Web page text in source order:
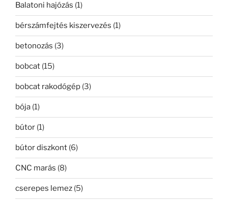
Balatoni hajózás (1)
bérszámfejtés kiszervezés (1)
betonozás (3)
bobcat (15)
bobcat rakodógép (3)
bója (1)
bútor (1)
bútor diszkont (6)
CNC marás (8)
cserepes lemez (5)